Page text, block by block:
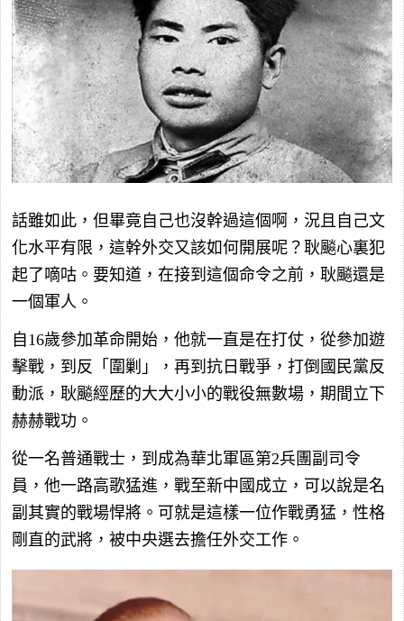
話雖如此，但畢竟自己也沒幹過這個啊，況且自己文
化水平有限，這幹外交又該如何開展呢？耿飈心裏犯
起了嘀咕。要知道，在接到這個命令之前，耿飈還是
一個軍人。
自16歲參加革命開始，他就一直是在打仗，從參加遊
擊戰，到反「圍剿」，再到抗日戰爭，打倒國民黨反
動派，耿飈經歷的大大小小的戰役無數場，期間立下
赫赫戰功。
從一名普通戰士，到成為華北軍區第2兵團副司令
員，他一路高歌猛進，戰至新中國成立，可以說是名
副其實的戰場悍將。可就是這樣一位作戰勇猛，性格
剛直的武將，被中央選去擔任外交工作。